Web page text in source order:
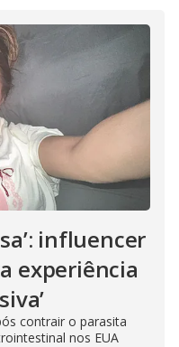
influencer
experiência
contrair o parasita
nos EUA